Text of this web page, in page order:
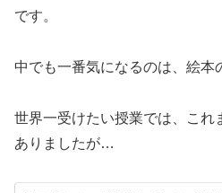
です。
中でも一番気になるのは、絵本
世界一受けたい授業では、これ
ありましたが…